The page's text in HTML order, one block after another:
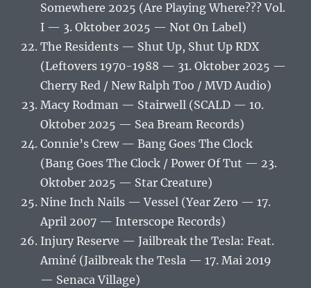
Somewhere 2025 (Are Playing Where??? Vol.
I — 3. Oktober 2025 — Not On Label)
The Residents — Shut Up, Shut Up RDX
(Leftovers 1970-1988 — 31. Oktober 2025 —
Cherry Red / New Ralph Too / MVD Audio)
Macy Rodman — Stairwell (SCALD — 10.
Oktober 2025 — Sea Bream Records)
Connie’s Crew — Bang Goes The Clock
(Bang Goes The Clock / Power Of Tut — 23.
Oktober 2025 — Star Creature)
Nine Inch Nails — Vessel (Year Zero — 17.
April 2007 — Interscope Records)
Injury Reserve — Jailbreak the Tesla: Feat.
Aminé (Jailbreak the Tesla — 17. Mai 2019
— Senaca Village)